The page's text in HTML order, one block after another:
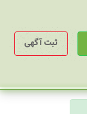
ثبت آگهی